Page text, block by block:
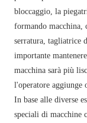
bloccaggio, la
formando macchina,
serratura, tagliatrice
importante
macchina sarà più
l'operatore
In base alle diverse
speciali di macchine